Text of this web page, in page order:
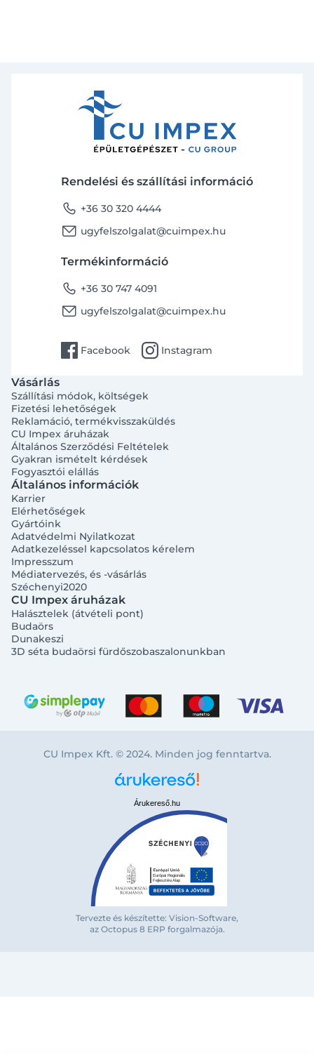
Bejelentkezés e-mail-címmel
Rendelési és szállítási információ
phone +36 30 320 4444
email ugyfelszolgalat@cuimpex.hu
Termékinformáció
phone +36 30 747 4091
email ugyfelszolgalat@cuimpex.hu
facebook Facebook instagram Instagram
Vásárlás
Szállítási módok, költségek
Fizetési lehetőségek
Reklamáció, termékvisszaküldés
CU Impex áruházak
Általános Szerződési Feltételek
Gyakran ismételt kérdések
Fogyasztói elállás
Általános információk
Karrier
Elérhetőségek
Gyártóink
Adatvédelmi Nyilatkozat
Adatkezeléssel kapcsolatos kérelem
Impresszum
Médiatervezés, és -vásárlás
Széchenyi2020
CU Impex áruházak
Halásztelek (átvételi pont)
Budaörs
Dunakeszi
3D séta budaörsi fürdőszobaszalonunkban
CU Impex Kft. © 2024. Minden jog fenntartva.
Árukereső.hu
Tervezte és készítette: Vision-Software,
az Octopus 8 ERP forgalmazója.